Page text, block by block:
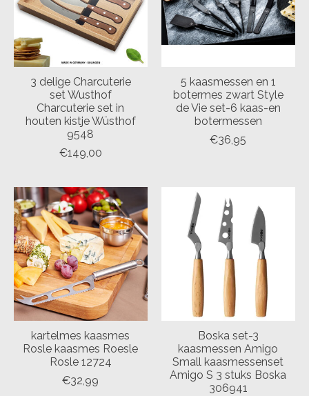
3 delige Charcuterie
set Wusthof
Charcuterie set in
houten kistje Wüsthof
9548
€149,00
5 kaasmessen en 1
botermes zwart Style
de Vie set-6 kaas-en
botermessen
€36,95
kartelmes kaasmes
Rosle kaasmes Roesle
Rosle 12724
€32,99
Boska set-3
kaasmessen Amigo
Small kaasmessenset
Amigo S 3 stuks Boska
306941